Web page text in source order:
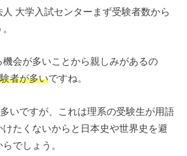
大学入試センターまず受験者数から
会が多いことから親しみがあるの
者が多いですね。
いですが、これは理系の受験生が用語
たくないからと日本史や世界史を避
でしょう。